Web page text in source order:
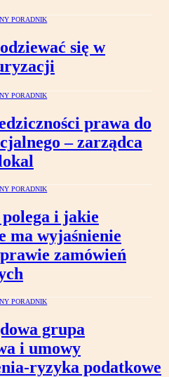
PORADNIK
się w
PORADNIK
prawa do
– zarządca
PORADNIK
i jakie
ma wyjaśnienie
zamówień
PORADNIK
grupa
i umowy
ryzyka podatkowe